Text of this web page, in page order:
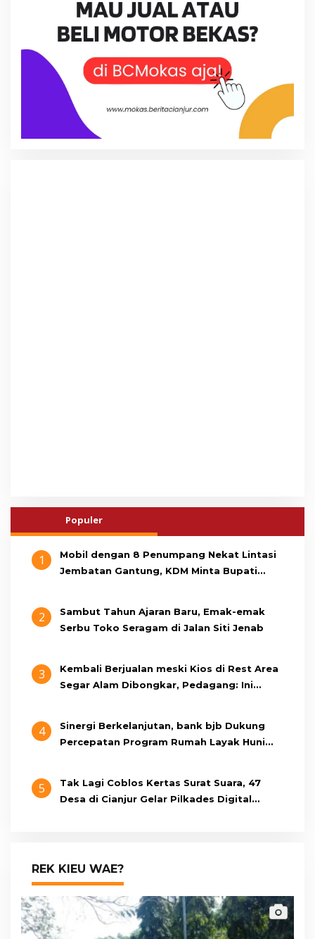
Populer
1
Mobil dengan 8 Penumpang Nekat Lintasi
Jembatan Gantung, KDM Minta Bupati
2
Sambut Tahun Ajaran Baru, Emak-emak
Serbu Toko Seragam di Jalan Siti Jenab
3
Kembali Berjualan meski Kios di Rest Area
Segar Alam Dibongkar, Pedagang: Ini
4
Sinergi Berkelanjutan, bank bjb Dukung
Percepatan Program Rumah Layak Huni
5
Tak Lagi Coblos Kertas Surat Suara, 47
Desa di Cianjur Gelar Pilkades Digital
REK KIEU WAE?